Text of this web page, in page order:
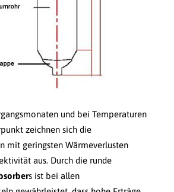
und bei Temperaturen
zeichnen sich die
mit geringsten Wärmeverlusten
aus. Durch die runde
s ist bei allen